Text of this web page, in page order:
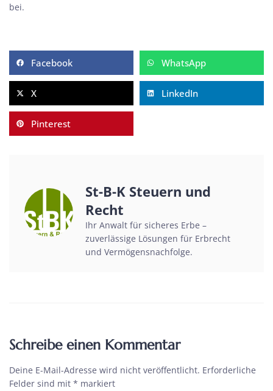
bei.
Facebook WhatsApp
X LinkedIn
Pinterest
St-B-K Steuern und
Recht
Ihr Anwalt für sicheres Erbe –
zuverlässige Lösungen für Erbrecht
und Vermögensnachfolge.
Schreibe einen Kommentar
Deine E-Mail-Adresse wird nicht veröffentlicht. Erforderliche
Felder sind mit * markiert